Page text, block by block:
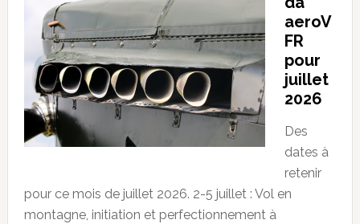
aeroV
FR
pour
juillet
2026
Des
dates à
retenir
pour ce mois de juillet 2026. 2-5 juillet : Vol en
montagne, initiation et perfectionnement à